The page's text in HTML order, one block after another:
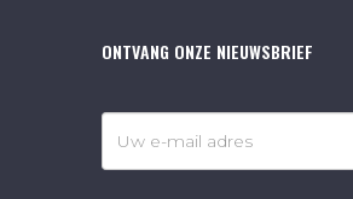
ONTVANG ONZE NIEUWSBRIEF